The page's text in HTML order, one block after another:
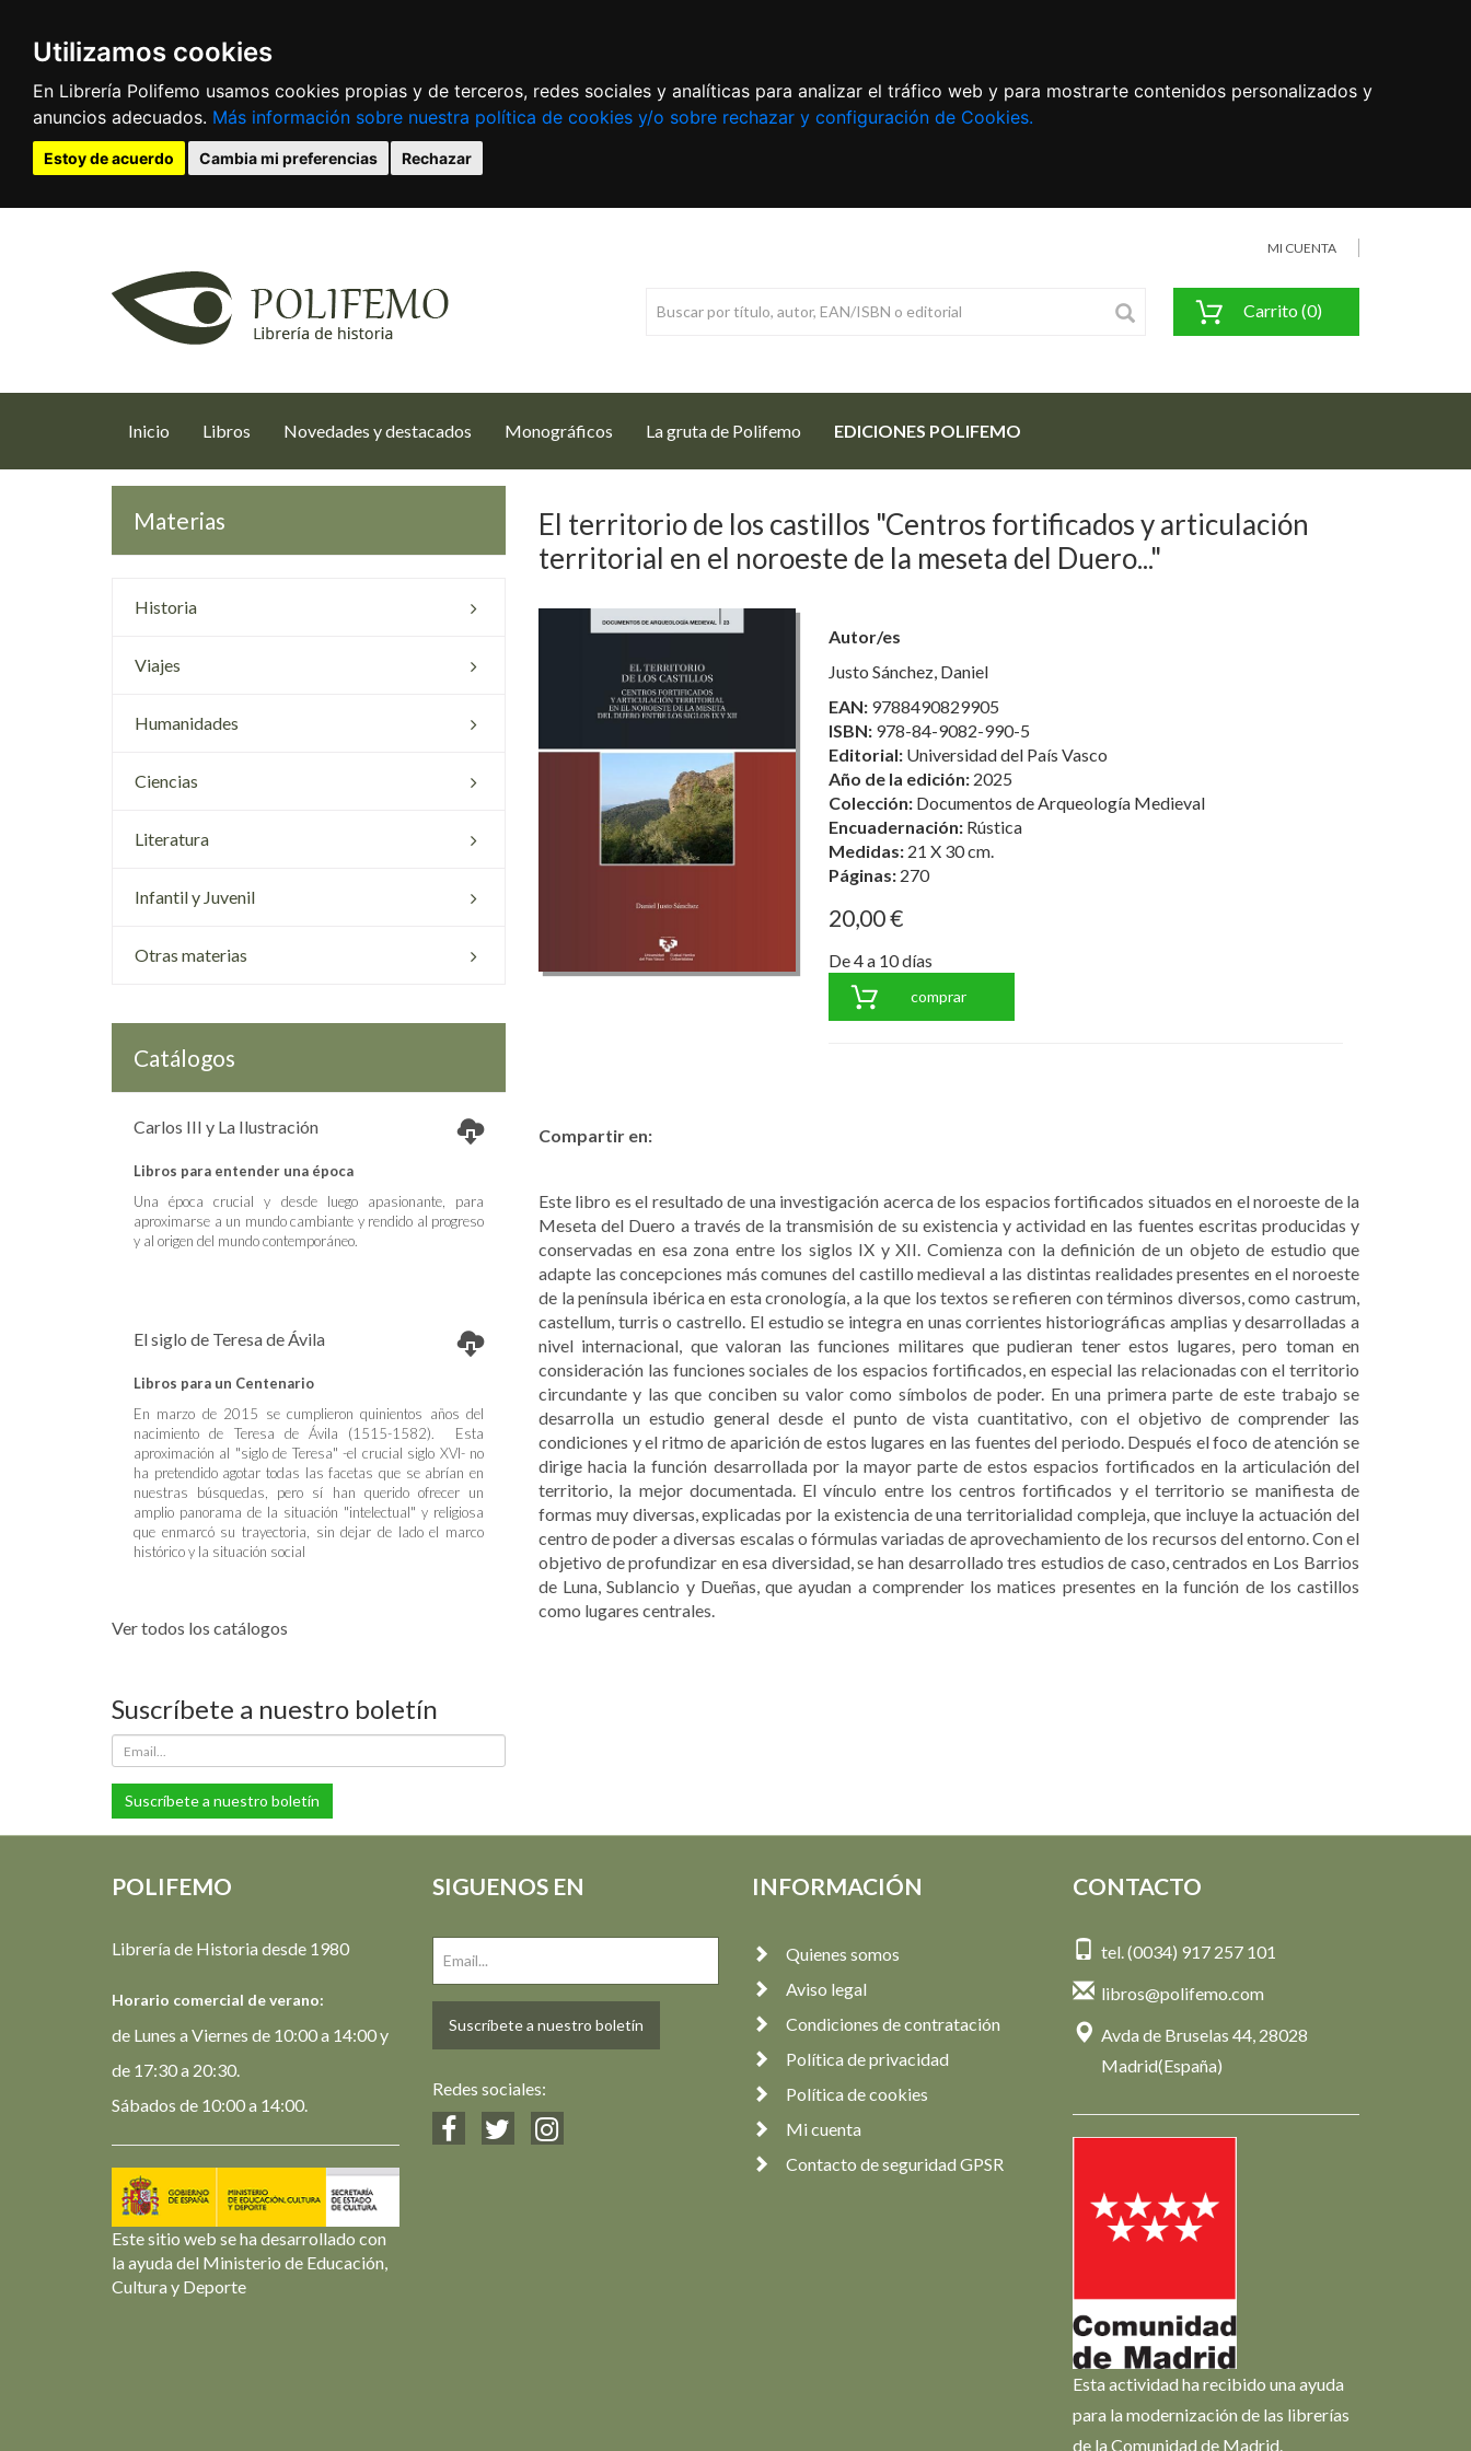
Utilizamos cookies
En Librería Polifemo usamos cookies propias y de terceros, redes sociales y analíticas para analizar el tráfico web y para mostrarte contenidos personalizados y
anuncios adecuados. Más información sobre nuestra política de cookies y/o sobre rechazar y configuración de Cookies.
Estoy de acuerdo Cambia mi preferencias Rechazar
MI CUENTA
Carrito (0)
Inicio (current)
Libros Novedades y destacados Monográficos La gruta de Polifemo EDICIONES POLIFEMO
Materias
Historia
Viajes
Humanidades
Ciencias
Literatura
Infantil y Juvenil
Otras materias
Catálogos
Carlos III y La Ilustración
Libros para entender una época
Una época crucial y desde luego apasionante, para
aproximarse a un mundo cambiante y rendido al progreso
y al origen del mundo contemporáneo.
El siglo de Teresa de Ávila
Libros para un Centenario
En marzo de 2015 se cumplieron quinientos años del
nacimiento de Teresa de Ávila (1515-1582). Esta
aproximación al "siglo de Teresa" -el crucial siglo XVI- no
ha pretendido agotar todas las facetas que se abrían en
nuestras búsquedas, pero sí han querido ofrecer un
amplio panorama de la situación "intelectual" y religiosa
que enmarcó su trayectoria, sin dejar de lado el marco
histórico y la situación social
Ver todos los catálogos
Suscríbete a nuestro boletín
Suscríbete a nuestro boletín
El territorio de los castillos "Centros fortificados y articulación
territorial en el noroeste de la meseta del Duero..."
Autor/es
Justo Sánchez, Daniel
EAN: 9788490829905
ISBN: 978-84-9082-990-5
Editorial: Universidad del País Vasco
Año de la edición: 2025
Colección: Documentos de Arqueología Medieval
Encuadernación: Rústica
Medidas: 21 X 30 cm.
Páginas: 270
20,00 €
De 4 a 10 días
comprar
Compartir en:
Este libro es el resultado de una investigación acerca de los espacios fortificados situados en el noroeste de la
Meseta del Duero a través de la transmisión de su existencia y actividad en las fuentes escritas producidas y
conservadas en esa zona entre los siglos IX y XII. Comienza con la definición de un objeto de estudio que
adapte las concepciones más comunes del castillo medieval a las distintas realidades presentes en el noroeste
de la península ibérica en esta cronología, a la que los textos se refieren con términos diversos, como castrum,
castellum, turris o castrello. El estudio se integra en unas corrientes historiográficas amplias y desarrolladas a
nivel internacional, que valoran las funciones militares que pudieran tener estos lugares, pero toman en
consideración las funciones sociales de los espacios fortificados, en especial las relacionadas con el territorio
circundante y las que conciben su valor como símbolos de poder. En una primera parte de este trabajo se
desarrolla un estudio general desde el punto de vista cuantitativo, con el objetivo de comprender las
condiciones y el ritmo de aparición de estos lugares en las fuentes del periodo. Después el foco de atención se
dirige hacia la función desarrollada por la mayor parte de estos espacios fortificados en la articulación del
territorio, la mejor documentada. El vínculo entre los centros fortificados y el territorio se manifiesta de
formas muy diversas, explicadas por la existencia de una territorialidad compleja, que incluye la actuación del
centro de poder a diversas escalas o fórmulas variadas de aprovechamiento de los recursos del entorno. Con el
objetivo de profundizar en esa diversidad, se han desarrollado tres estudios de caso, centrados en Los Barrios
de Luna, Sublancio y Dueñas, que ayudan a comprender los matices presentes en la función de los castillos
como lugares centrales.
POLIFEMO
Librería de Historia desde 1980
Horario comercial de verano:
de Lunes a Viernes de 10:00 a 14:00 y
de 17:30 a 20:30.
Sábados de 10:00 a 14:00.
Este sitio web se ha desarrollado con
la ayuda del Ministerio de Educación,
Cultura y Deporte
SIGUENOS EN
Suscríbete a nuestro boletín
Redes sociales:
INFORMACIÓN
Quienes somos
Aviso legal
Condiciones de contratación
Política de privacidad
Política de cookies
Mi cuenta
Contacto de seguridad GPSR
CONTACTO
tel. (0034) 917 257 101
libros@polifemo.com
Avda de Bruselas 44, 28028
Madrid(España)
Esta actividad ha recibido una ayuda
para la modernización de las librerías
de la Comunidad de Madrid.